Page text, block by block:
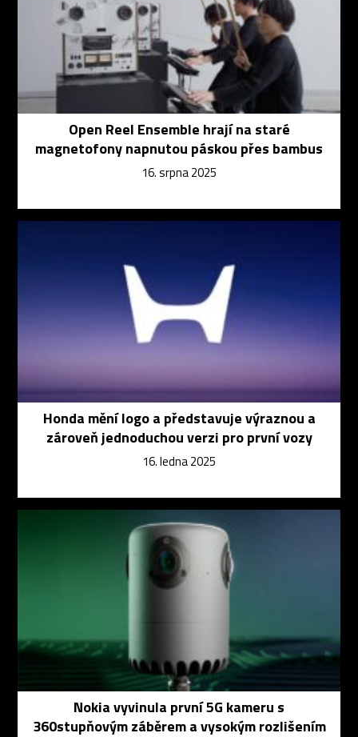
Open Reel Ensemble hrají na staré
magnetofony napnutou páskou přes bambus
16. srpna 2025
Honda mění logo a představuje výraznou a
zároveň jednoduchou verzi pro první vozy
16. ledna 2025
Nokia vyvinula první 5G kameru s
360stupňovým záběrem a vysokým rozlišením